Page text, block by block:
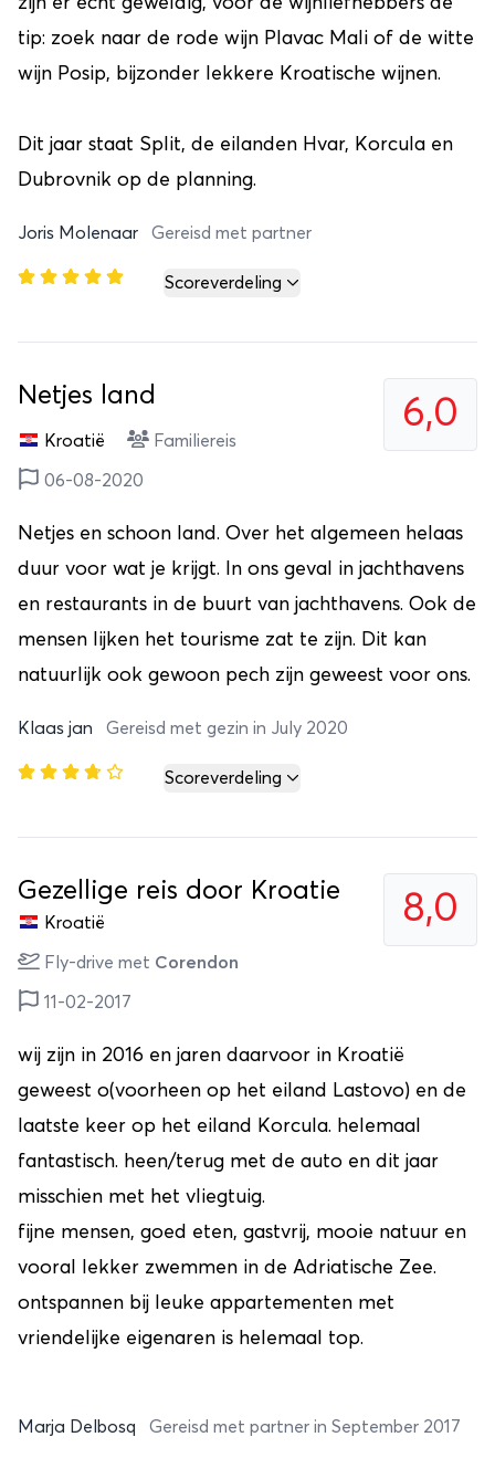
tip: zoek naar de rode wijn Plavac Mali of de witte
wijn Posip, bijzonder lekkere Kroatische wijnen.
Dit jaar staat Split, de eilanden Hvar, Korcula en
Dubrovnik op de planning.
Joris Molenaar Gereisd met partner
Scoreverdeling
6,0
Netjes land
Kroatië Familiereis
06-08-2020
Netjes en schoon land. Over het algemeen helaas
duur voor wat je krijgt. In ons geval in jachthavens
en restaurants in de buurt van jachthavens. Ook de
mensen lijken het tourisme zat te zijn. Dit kan
natuurlijk ook gewoon pech zijn geweest voor ons.
Klaas jan Gereisd met gezin in July 2020
Scoreverdeling
8,0
Gezellige reis door Kroatie
Kroatië
Fly-drive met Corendon
11-02-2017
wij zijn in 2016 en jaren daarvoor in Kroatië
geweest o(voorheen op het eiland Lastovo) en de
laatste keer op het eiland Korcula. helemaal
fantastisch. heen/terug met de auto en dit jaar
misschien met het vliegtuig.
fijne mensen, goed eten, gastvrij, mooie natuur en
vooral lekker zwemmen in de Adriatische Zee.
ontspannen bij leuke appartementen met
vriendelijke eigenaren is helemaal top.
Marja Delbosq Gereisd met partner in September 2017